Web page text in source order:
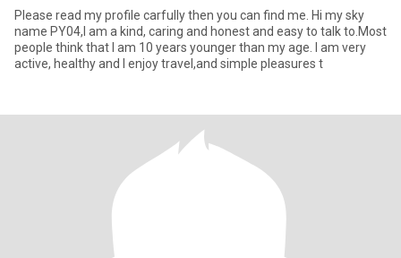
Please read my profile carfully then you can find me. Hi my sky
name PY04,I am a kind, caring and honest and easy to talk to.Most
people think that I am 10 years younger than my age. I am very
active, healthy and I enjoy travel,and simple pleasures t